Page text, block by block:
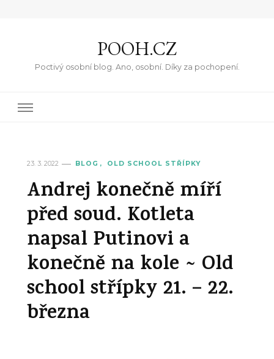
POOH.CZ
Poctivý osobní blog. Ano, osobní. Díky za pochopení.
23. 3. 2022 BLOG OLD SCHOOL STŘÍPKY
Andrej konečně míří
před soud. Kotleta
napsal Putinovi a
konečně na kole ~ Old
school střípky 21. – 22.
března